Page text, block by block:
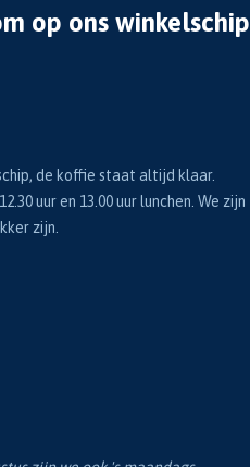
op ons winkelschip
de koffie staat altijd klaar.
uur en 13.00 uur lunchen. We zijn
zijn.